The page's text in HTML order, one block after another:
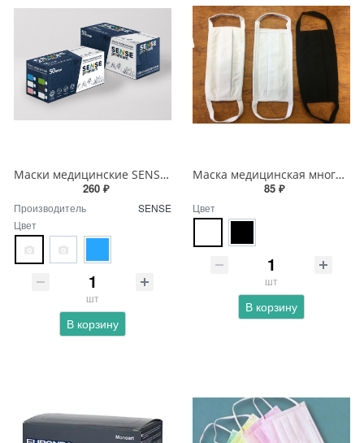
Маски медицинские SENSE premium 50 шт.
260 ₽
Производитель
SENSE
Цвет
шт
В корзину
Маска медицинская многоразовая лицевая защитная
85 ₽
Цвет
шт
В корзину